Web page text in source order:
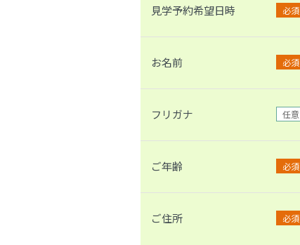
見学予約希望日時 必須
お名前 必須
フリガナ 任意
ご年齢 必須
ご住所 必須